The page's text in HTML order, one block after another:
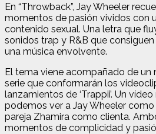
En “Throwback”, Jay Wheeler
momentos de pasión vividos con
contenido sexual. Una letra que
sonidos trap y R&B que
una música envolvente.
El tema viene acompañado de un
serie que conformarán los
lanzamientos de ‘Trappii’. Un
podemos ver a Jay Wheeler
pareja Zhamira como clienta.
momentos de complicidad y